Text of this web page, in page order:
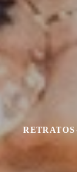
RETRATOS